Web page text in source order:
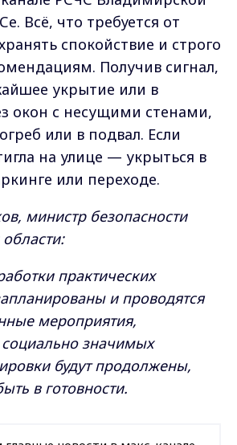
Всё, что требуется от
спокойствие и строго
Получив сигнал,
укрытие или в
окон с несущими стенами,
или в подвал. Если
на улице — укрыться в
или переходе.
министр безопасности
практических
и проводятся
мероприятия,
значимых
будут продолжены,
в готовности.